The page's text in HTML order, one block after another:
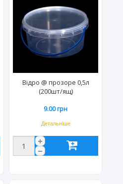
Відро @ прозоре 0,5л
(200шт/ящ)
9.00 грн
Детальніше